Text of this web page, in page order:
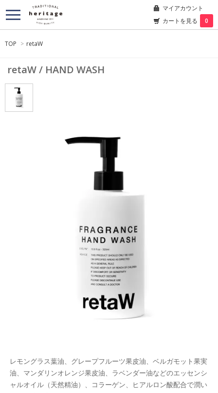
マイアカウント
カートを見る
0
TOP > retaW
retaW / HAND WASH
レモングラス葉油、グレープフルーツ果皮油、ベルガモット果実
油、マンダリンオレンジ果皮油、ラベンダー油などのエッセンシ
ャルオイル（天然精油）、コラーゲン、ヒアルロン酸配合で潤い